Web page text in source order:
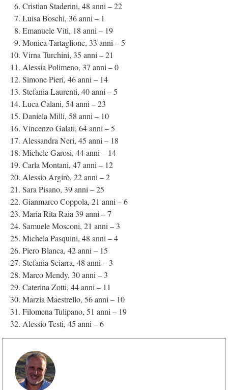
Cristian Staderini, 48 anni – 22
Luisa Boschi, 36 anni – 1
Emanuele Viti, 18 anni – 19
Monica Tartaglione, 33 anni – 5
Virna Turchini, 35 anni – 21
Alessia Polimeno, 37 anni – 0
Simone Pieri, 46 anni – 14
Stefania Laurenti, 40 anni – 5
Luca Calani, 54 anni – 23
Daniela Milli, 58 anni – 10
Vincenzo Galati, 64 anni – 5
Alessandra Neri, 45 anni – 18
Michele Garosi, 44 anni – 14
Carla Montani, 47 anni – 12
Alessio Argirò, 22 anni – 2
Sara Pisano, 39 anni – 25
Gianmarco Coppola, 21 anni – 6
Maria Rita Raia 39 anni – 7
Samuele Mosconi, 21 anni – 3
Michela Pasquini, 48 anni – 4
Piero Blanca, 42 anni – 15
Stefania Sciarra, 48 anni – 3
Marco Mendy, 30 anni – 3
Caterina Zotti, 44 anni – 11
Marzia Maestrello, 56 anni – 10
Filomena Tulipano, 51 anni – 19
Alessio Testi, 45 anni – 6